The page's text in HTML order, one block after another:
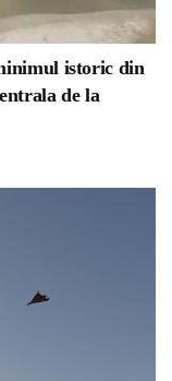
istoric din
de la